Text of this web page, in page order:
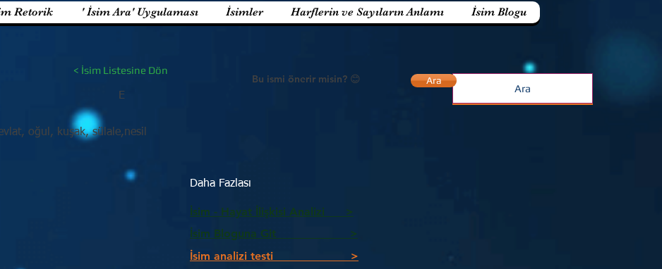
Retorik ' İsim Ara' Uygulaması İsimler Harflerin ve Sayıların Anlamı İsim Blogu
< İsim Listesine Dön
E
Bu ismi önerir misin? 😊
oğul, kuşak, sülale,nesil
Daha Fazlası
İsim - Hayat İlişkisi Analizi >
İsim Bloguna Git >
İsim analizi testi >
Ara